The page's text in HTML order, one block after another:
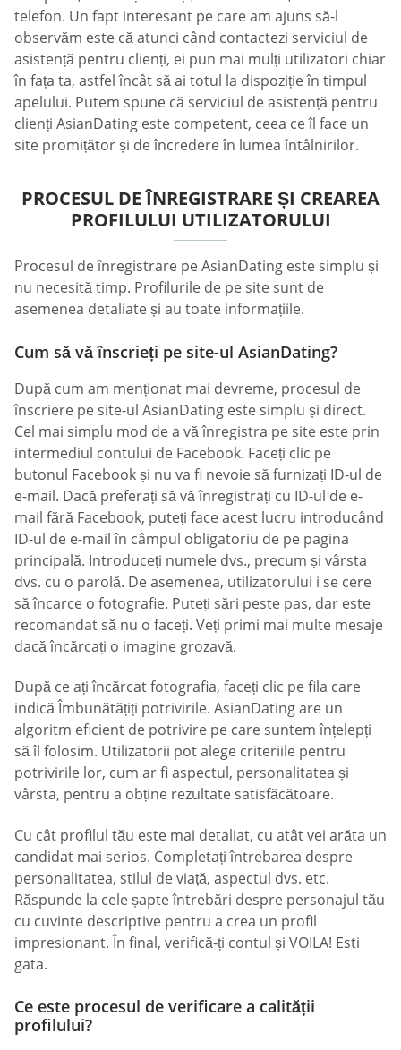
telefon. Un fapt interesant pe care am ajuns să-l
observăm este că atunci când contactezi serviciul de
asistență pentru clienți, ei pun mai mulți utilizatori chiar
în fața ta, astfel încât să ai totul la dispoziție în timpul
apelului. Putem spune că serviciul de asistență pentru
clienți AsianDating este competent, ceea ce îl face un
site promițător și de încredere în lumea întâlnirilor.
PROCESUL DE ÎNREGISTRARE ȘI CREAREA
PROFILULUI UTILIZATORULUI
Procesul de înregistrare pe AsianDating este simplu și
nu necesită timp. Profilurile de pe site sunt de
asemenea detaliate și au toate informațiile.
Cum să vă înscrieți pe site-ul AsianDating?
După cum am menționat mai devreme, procesul de
înscriere pe site-ul AsianDating este simplu și direct.
Cel mai simplu mod de a vă înregistra pe site este prin
intermediul contului de Facebook. Faceți clic pe
butonul Facebook și nu va fi nevoie să furnizați ID-ul de
e-mail. Dacă preferați să vă înregistrați cu ID-ul de e-
mail fără Facebook, puteți face acest lucru introducând
ID-ul de e-mail în câmpul obligatoriu de pe pagina
principală. Introduceți numele dvs., precum și vârsta
dvs. cu o parolă. De asemenea, utilizatorului i se cere
să încarce o fotografie. Puteți sări peste pas, dar este
recomandat să nu o faceți. Veți primi mai multe mesaje
dacă încărcați o imagine grozavă.
După ce ați încărcat fotografia, faceți clic pe fila care
indică Îmbunătățiți potrivirile. AsianDating are un
algoritm eficient de potrivire pe care suntem înțelepți
să îl folosim. Utilizatorii pot alege criteriile pentru
potrivirile lor, cum ar fi aspectul, personalitatea și
vârsta, pentru a obține rezultate satisfăcătoare.
Cu cât profilul tău este mai detaliat, cu atât vei arăta un
candidat mai serios. Completați întrebarea despre
personalitatea, stilul de viață, aspectul dvs. etc.
Răspunde la cele șapte întrebări despre personajul tău
cu cuvinte descriptive pentru a crea un profil
impresionant. În final, verifică-ți contul și VOILA! Esti
gata.
Ce este procesul de verificare a calității
profilului?